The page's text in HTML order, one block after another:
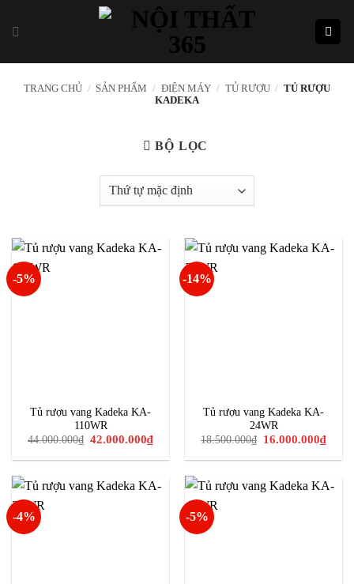
TRANG CHỦ / SẢN PHẨM / ĐIỆN MÁY / TỦ RƯỢU / TỦ RƯỢU
KADEKA
BỘ LỌC
-5%
Tủ rượu vang Kadeka KA-
110WR
44.000.000₫ Giá
là:
42.000.000₫Giá
hiện
tại
42.000.000₫.
-14%
Tủ rượu vang Kadeka KA-
24WR
18.500.000₫
Giá
là:
16.000.000₫Giá
hiện
tại
-4% -5%